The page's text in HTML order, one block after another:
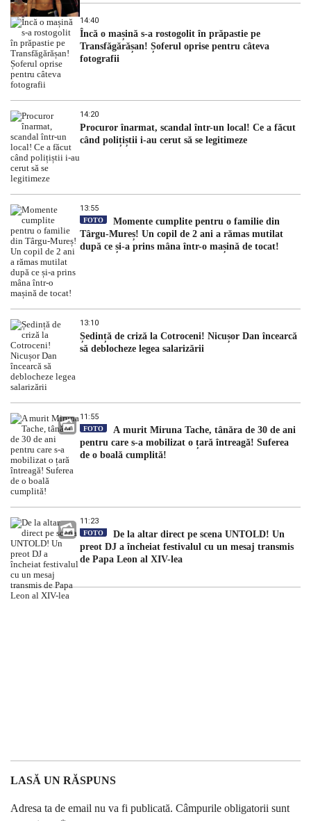
14:40
Încă o mașină s-a rostogolit în prăpastie pe
Transfăgărășan! Șoferul oprise pentru câteva
fotografii
14:20
Procuror înarmat, scandal într-un local! Ce a făcut
când polițiștii i-au cerut să se legitimeze
13:55
FOTO
Momente cumplite pentru o familie din
Târgu-Mureș! Un copil de 2 ani a rămas mutilat
după ce și-a prins mâna într-o mașină de tocat!
13:10
Ședință de criză la Cotroceni! Nicușor Dan încearcă
să deblocheze legea salarizării
11:55
FOTO
A murit Miruna Tache, tânăra de 30 de ani
pentru care s-a mobilizat o țară întreagă! Suferea
de o boală cumplită!
11:23
FOTO
De la altar direct pe scena UNTOLD! Un
preot DJ a încheiat festivalul cu un mesaj transmis
de Papa Leon al XIV-lea
LASĂ UN RĂSPUNS
Adresa ta de email nu va fi publicată. Câmpurile obligatorii sunt